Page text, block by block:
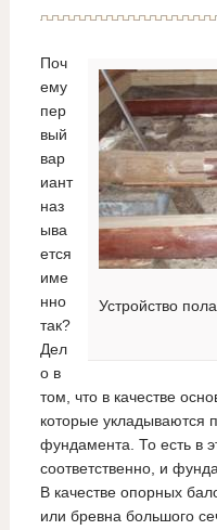
Устройство
Поч
ему
пер
вый
вар
иант
наз
ыва
ется
име
нно
так?
Дел
о в
том, что в качестве
которые укладываются
фундамента. То есть в
соответственно, и
В качестве опорных
или бревна большого